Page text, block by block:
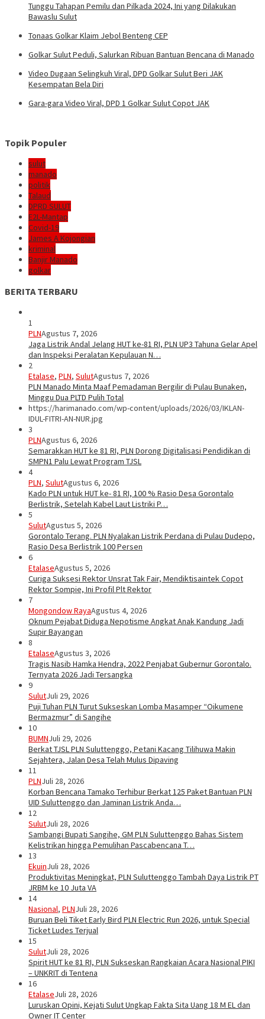
Tunggu Tahapan Pemilu dan Pilkada 2024, Ini yang Dilakukan
Bawaslu Sulut
Tonaas Golkar Klaim Jebol Benteng CEP
Golkar Sulut Peduli, Salurkan Ribuan Bantuan Bencana di Manado
Video Dugaan Selingkuh Viral, DPD Golkar Sulut Beri JAK
Kesempatan Bela Diri
Gara-gara Video Viral, DPD 1 Golkar Sulut Copot JAK
Topik Populer
sulut
manado
politik
Talaud
DPRD SULUT
E2L-Mantap
Covid-19
James A Kojongian
kriminal
Banjir Manado
golkar
BERITA TERBARU
1
PLNAgustus 7, 2026
Jaga Listrik Andal Jelang HUT ke-81 RI, PLN UP3 Tahuna Gelar Apel
dan Inspeksi Peralatan Kepulauan N…
2
Etalase, PLN, SulutAgustus 7, 2026
PLN Manado Minta Maaf Pemadaman Bergilir di Pulau Bunaken,
Minggu Dua PLTD Pulih Total
https://harimanado.com/wp-content/uploads/2026/03/IKLAN-
IDUL-FITRI-AN-NUR.jpg
3
PLNAgustus 6, 2026
Semarakkan HUT ke 81 RI, PLN Dorong Digitalisasi Pendidikan di
SMPN1 Palu Lewat Program TJSL
4
PLN, SulutAgustus 6, 2026
Kado PLN untuk HUT ke- 81 RI, 100 % Rasio Desa Gorontalo
Berlistrik, Setelah Kabel Laut Listriki P…
5
SulutAgustus 5, 2026
Gorontalo Terang. PLN Nyalakan Listrik Perdana di Pulau Dudepo,
Rasio Desa Berlistrik 100 Persen
6
EtalaseAgustus 5, 2026
Curiga Suksesi Rektor Unsrat Tak Fair, Mendiktisaintek Copot
Rektor Sompie, Ini Profil Plt Rektor
7
Mongondow RayaAgustus 4, 2026
Oknum Pejabat Diduga Nepotisme Angkat Anak Kandung Jadi
Supir Bayangan
8
EtalaseAgustus 3, 2026
Tragis Nasib Hamka Hendra, 2022 Penjabat Gubernur Gorontalo.
Ternyata 2026 Jadi Tersangka
9
SulutJuli 29, 2026
Puji Tuhan PLN Turut Sukseskan Lomba Masamper “Oikumene
Bermazmur” di Sangihe
10
BUMNJuli 29, 2026
Berkat TJSL PLN Suluttenggo, Petani Kacang Tilihuwa Makin
Sejahtera, Jalan Desa Telah Mulus Dipaving
11
PLNJuli 28, 2026
Korban Bencana Tamako Terhibur Berkat 125 Paket Bantuan PLN
UID Suluttenggo dan Jaminan Listrik Anda…
12
SulutJuli 28, 2026
Sambangi Bupati Sangihe, GM PLN Suluttenggo Bahas Sistem
Kelistrikan hingga Pemulihan Pascabencana T…
13
EkuinJuli 28, 2026
Produktivitas Meningkat, PLN Suluttenggo Tambah Daya Listrik PT
JRBM ke 10 Juta VA
14
Nasional, PLNJuli 28, 2026
Buruan Beli Tiket Early Bird PLN Electric Run 2026, untuk Special
Ticket Ludes Terjual
15
SulutJuli 28, 2026
Spirit HUT ke 81 RI, PLN Sukseskan Rangkaian Acara Nasional PIKI
– UNKRIT di Tentena
16
EtalaseJuli 28, 2026
Luruskan Opini, Kejati Sulut Ungkap Fakta Sita Uang 18 M EL dan
Owner IT Center